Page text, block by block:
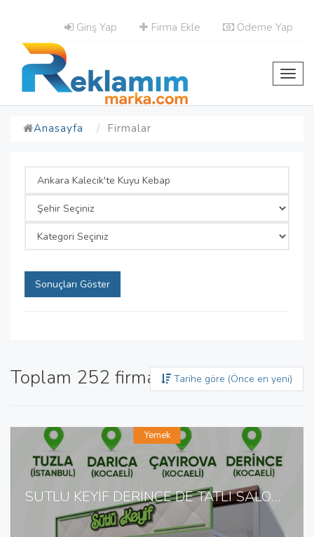
Giriş Yap Firma Ekle Ödeme Yap
Anasayfa Firmalar
Sonuçları Göster
Toplam 252 firma bulunduTarihe göre (Önce en yeni)
SÜTLÜ KEYİF DERİNCE DE TATLI SALONU
Yemek